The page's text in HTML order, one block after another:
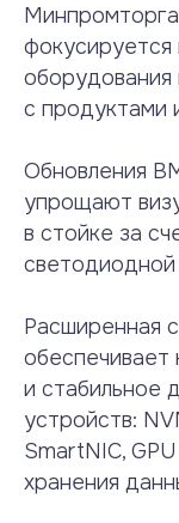
фокусируется
с продуктами
Обновления
упрощают
в стойке за
светодиодной
Расширенная
и стабильное
устройств:
SmartNIC,
хранения